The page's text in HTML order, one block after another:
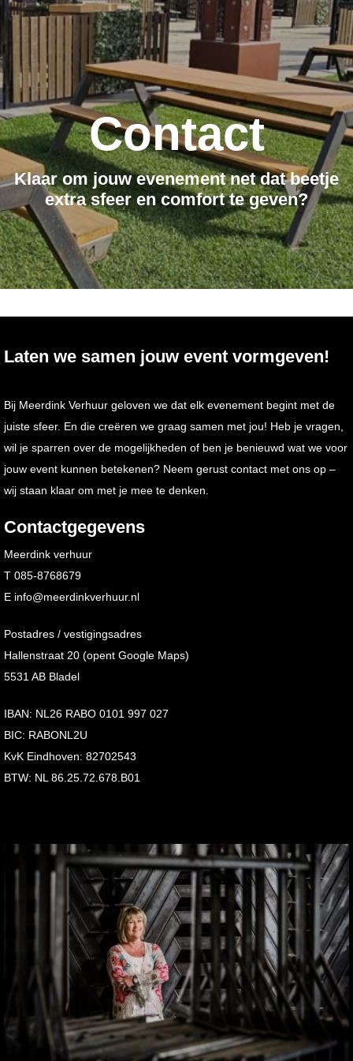
Contact
Klaar om jouw evenement net dat beetje
extra sfeer en comfort te geven?
Laten we samen jouw event vormgeven!
Bij Meerdink Verhuur geloven we dat elk evenement begint met de
juiste sfeer. En die creëren we graag samen met jou! Heb je vragen,
wil je sparren over de mogelijkheden of ben je benieuwd wat we voor
jouw event kunnen betekenen? Neem gerust contact met ons op –
wij staan klaar om met je mee te denken.
Contactgegevens
Meerdink verhuur
T 085-8768679
E info@meerdinkverhuur.nl
Postadres / vestigingsadres
Hallenstraat 20 (opent Google Maps)
5531 AB Bladel
IBAN: NL26 RABO 0101 997 027
BIC: RABONL2U
KvK Eindhoven: 82702543
BTW: NL 86.25.72.678.B01